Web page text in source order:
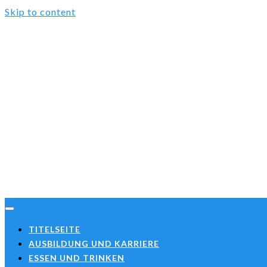
Skip to content
TITELSEITE
AUSBILDUNG UND KARRIERE
ESSEN UND TRINKEN